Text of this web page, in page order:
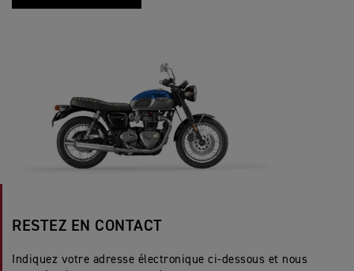
RESTEZ EN CONTACT
Indiquez votre adresse électronique ci-dessous et nous